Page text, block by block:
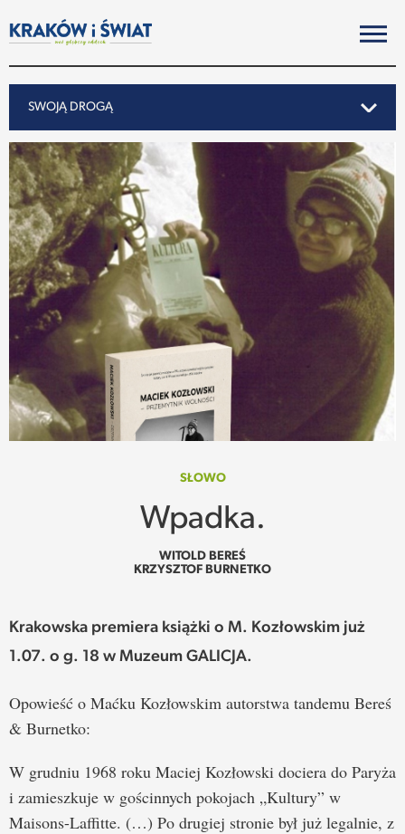
SWOJĄ DROGĄ
SWOJĄ DROGĄ
REPORTAŻ
NOTY ZE ŚWIATA
PO KRAKOSKU
SUBIEKTYWNIE
SPOTKANIE
SŁOWO
FELIETONY
TEKSTY Z MIESIĘCZNIKA
SŁOWO
Wpadka.
WITOLD BEREŚ
KRZYSZTOF BURNETKO
Krakowska premiera książki o M. Kozłowskim już
1.07. o g. 18 w Muzeum GALICJA.
Opowieść o Maćku Kozłowskim autorstwa tandemu Bereś
& Burnetko:
W grudniu 1968 roku Maciej Kozłowski dociera do Paryża
i zamieszkuje w gościnnych pokojach „Kultury” w
Maisons-Laffitte. (…) Po drugiej stronie był już legalnie, z